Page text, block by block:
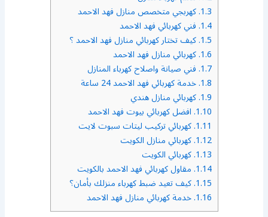
1.3. كهربجي متخصص منازل فهد الاحمد
1.4. فني كهربائي فهد الاحمد
1.5. كيف تختار كهربائي منازل فهد الاحمد ؟
1.6. كهربائي منازل فهد الاحمد
1.7. فني صيانة واصلاح كهرباء المنازل
1.8. خدمة كهربائي فهد الاحمد 24 ساعة
1.9. كهربائي منازل هندي
1.10. افضل كهربائي بيوت فهد الاحمد
1.11. كهربائي تركيب ليتات سبوت لايت
1.12. كهربائي منازل الكويت
1.13. كهربائي الكويت
1.14. مقاول كهربائي فهد الاحمد بالكويت
1.15. كيف تعيد ضبط كهرباء منزلك بأمان؟
1.16. خدمة كهربائي منازل فهد الاحمد